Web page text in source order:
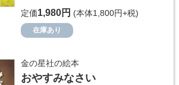
定価1,980円 (本体1,800円+税)
在庫あり
金の星社の絵本
おやすみなさい